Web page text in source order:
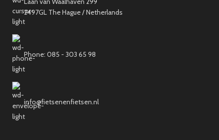
2497GL The Hague / Netherlands
Phone: 085 - 303 65 98
info@fietsenenfietsen.nl